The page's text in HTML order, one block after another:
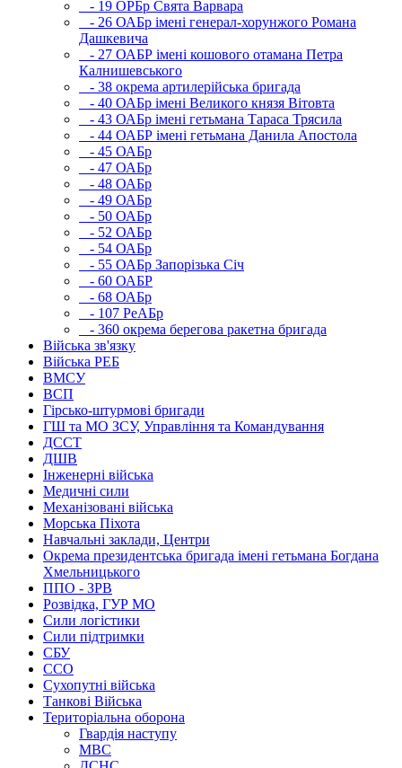
- 19 ОРБр Свята Варвара
- 26 ОАБр імені генерал-хорунжого Романа
Дашкевича
- 27 ОАБР імені кошового отамана Петра
Калнишевського
- 38 окрема артилерійська бригада
- 40 ОАБр імені Великого князя Вітовта
- 43 ОАБр імені гетьмана Тараса Трясила
- 44 ОАБР імені гетьмана Данила Апостола
- 45 ОАБр
- 47 ОАБр
- 48 ОАБр
- 49 ОАБр
- 50 ОАБр
- 52 ОАБр
- 54 ОАБр
- 55 ОАБр Запорізька Січ
- 60 ОАБР
- 68 ОАБр
- 107 РеАБр
- 360 окрема берегова ракетна бригада
Війська зв'язку
Війська РЕБ
ВМСУ
ВСП
Гірсько-штурмові бригади
ГШ та МО ЗСУ, Управління та Командування
ДССТ
ДШВ
Інженерні війська
Медичні сили
Механізовані війська
Морська Піхота
Навчальні заклади, Центри
Окрема президентська бригада імені гетьмана Богдана
Хмельницького
ППО - ЗРВ
Розвідка, ГУР МО
Сили логістики
Сили підтримки
СБУ
ССО
Сухопутні війська
Танкові Війська
Територіальна оборона
Гвардія наступу
МВС